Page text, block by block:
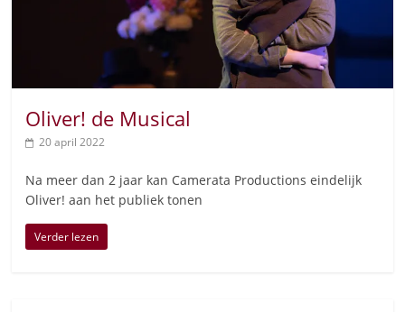
Oliver! de Musical
20 april 2022
Na meer dan 2 jaar kan Camerata Productions eindelijk
Oliver! aan het publiek tonen
Verder lezen